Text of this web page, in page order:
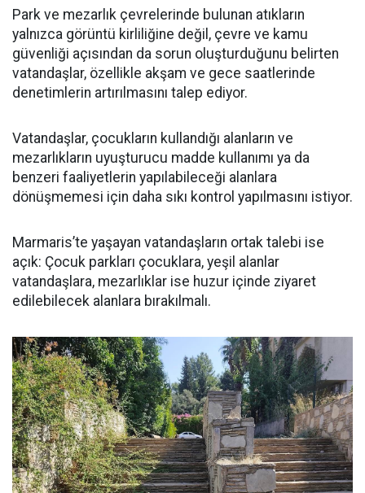
Park ve mezarlık çevrelerinde bulunan atıkların
yalnızca görüntü kirliliğine değil, çevre ve kamu
güvenliği açısından da sorun oluşturduğunu belirten
vatandaşlar, özellikle akşam ve gece saatlerinde
denetimlerin artırılmasını talep ediyor.
Vatandaşlar, çocukların kullandığı alanların ve
mezarlıkların uyuşturucu madde kullanımı ya da
benzeri faaliyetlerin yapılabileceği alanlara
dönüşmemesi için daha sıkı kontrol yapılmasını istiyor.
Marmaris’te yaşayan vatandaşların ortak talebi ise
açık: Çocuk parkları çocuklara, yeşil alanlar
vatandaşlara, mezarlıklar ise huzur içinde ziyaret
edilebilecek alanlara bırakılmalı.